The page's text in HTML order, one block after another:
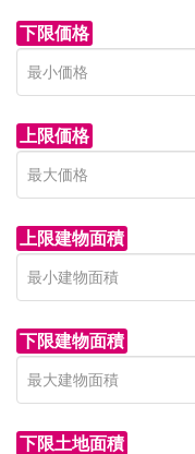
下限価格
上限価格
上限建物面積
下限建物面積
下限土地面積
青木新築分譲住宅
on call